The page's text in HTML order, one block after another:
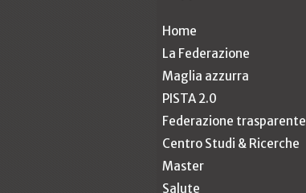
Home
La Federazione
Maglia azzurra
PISTA 2.0
Federazione trasparente
Centro Studi & Ricerche
Master
Salute